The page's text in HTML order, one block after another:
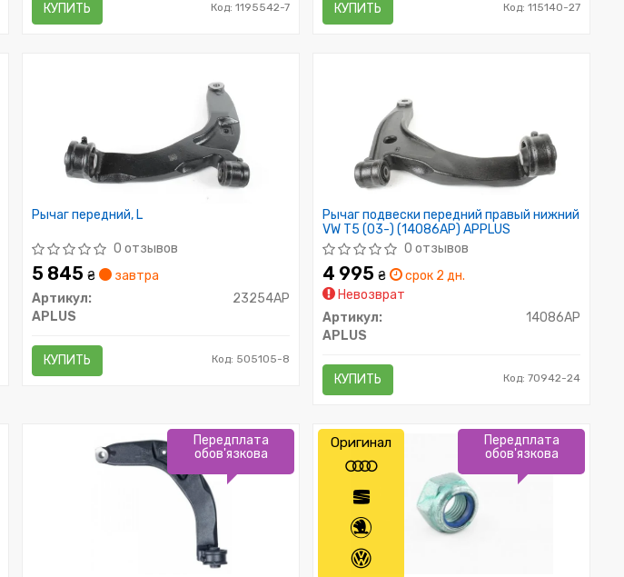
КУПИТЬ Код: 1195542-7 КУПИТЬ Код: 115140-27
Рычаг передний, L
0 отзывов
5 845₴
завтра
Артикул:
23254AP
APLUS
КУПИТЬ Код: 505105-8
Рычаг подвески передний правый нижний
VW T5 (03-) (14086AP) APPLUS
0 отзывов
4 995₴
срок 2 дн.
Невозврат
Артикул:
14086AP
APLUS
КУПИТЬ Код: 70942-24
Передплата
обов'язкова
Передплата
обов'язкова
Оригинал